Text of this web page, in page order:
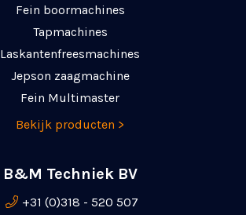
Fein boormachines
Tapmachines
Laskanten­freesmachines
Jepson zaagmachine
Fein Multimaster
Bekijk producten >
B&M Techniek BV
+31 (0)318 - 520 507